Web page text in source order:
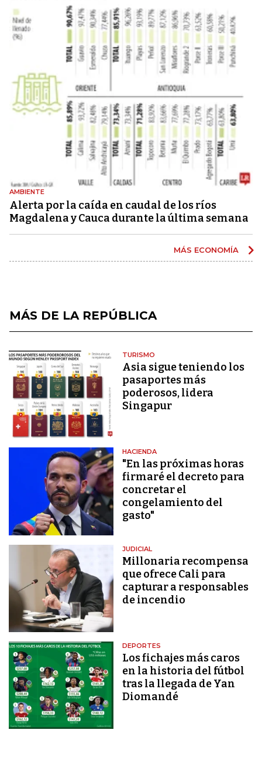
AMBIENTE
Alerta por la caída en caudal de los ríos
Magdalena y Cauca durante la última semana
MÁS ECONOMÍA
MÁS DE LA REPÚBLICA
TURISMO
Asia sigue teniendo los
pasaportes más
poderosos, lidera
Singapur
HACIENDA
"En las próximas horas
firmaré el decreto para
concretar el
congelamiento del
gasto"
JUDICIAL
Millonaria recompensa
que ofrece Cali para
capturar a responsables
de incendio
DEPORTES
Los fichajes más caros
en la historia del fútbol
tras la llegada de Yan
Diomandé